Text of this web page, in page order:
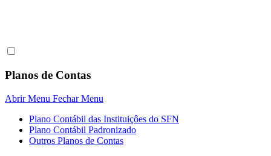
Planos de Contas
Abrir Menu Fechar Menu
Plano Contábil das Instituiçôes do SFN
Plano Contábil Padronizado
Outros Planos de Contas